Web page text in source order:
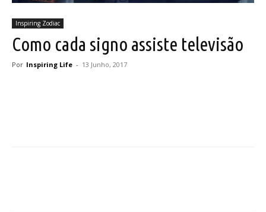
Inspiring Zodiac
Como cada signo assiste televisão
Por Inspiring Life - 13 Junho, 2017